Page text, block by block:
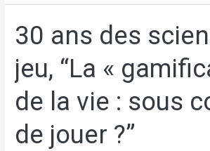
30 ans des
jeu, “La «
de la vie : sous
de jouer ?”
30
ans
des
sciences
du
“La